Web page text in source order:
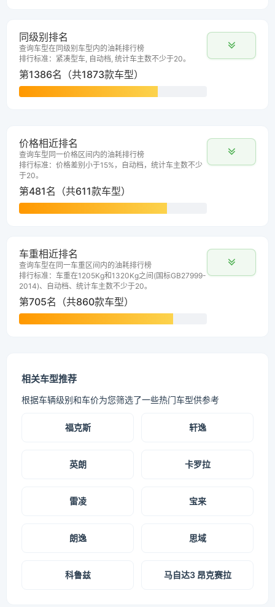
同级别排名
查询车型在同级别车型内的油耗排行榜
排行标准：紧凑型车, 自动档, 统计车主数不少于20。
第1386名（共1873款车型）
价格相近排名
查询车型同一价格区间内的油耗排行榜
排行标准：价格差别小于15%，自动档，统计车主数不少
于20。
第481名（共611款车型）
车重相近排名
查询车型在同一车重区间内的油耗排行榜
排行标准：车重在1205Kg和1320Kg之间(国标GB27999-
2014)、自动档、统计车主数不少于20。
第705名（共860款车型）
相关车型推荐
根据车辆级别和车价为您筛选了一些热门车型供参考
福克斯 轩逸
英朗 卡罗拉
雷凌 宝来
朗逸 思域
科鲁兹 马自达3 昂克赛拉